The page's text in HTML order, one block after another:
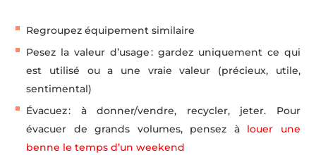
Regroupez équipement similaire
Pesez la valeur d’usage : gardez uniquement ce qui
est utilisé ou a une vraie valeur (précieux, utile,
sentimental)
Évacuez : à donner/vendre, recycler, jeter. Pour
évacuer de grands volumes, pensez à louer une
benne le temps d’un weekend